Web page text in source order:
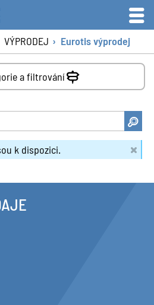
VÝPRODEJ Eurotis výprodej
a filtrování
k dispozici.